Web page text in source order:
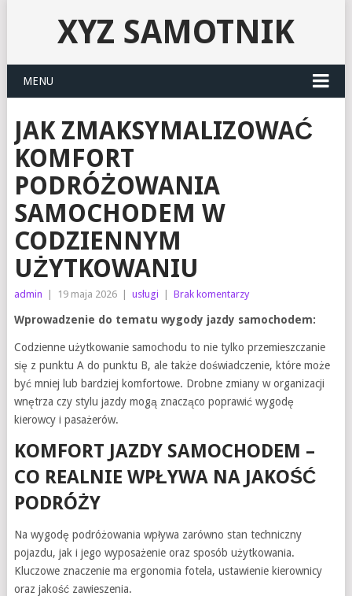
XYZ SAMOTNIK
MENU
JAK ZMAKSYMALIZOWAĆ
KOMFORT
PODRÓŻOWANIA
SAMOCHODEM W
CODZIENNYM
UŻYTKOWANIU
admin 19 maja 2026 usługi Brak komentarzy
Wprowadzenie do tematu wygody jazdy samochodem:
Codzienne użytkowanie samochodu to nie tylko przemieszczanie
się z punktu A do punktu B, ale także doświadczenie, które może
być mniej lub bardziej komfortowe. Drobne zmiany w organizacji
wnętrza czy stylu jazdy mogą znacząco poprawić wygodę
kierowcy i pasażerów.
KOMFORT JAZDY SAMOCHODEM –
CO REALNIE WPŁYWA NA JAKOŚĆ
PODRÓŻY
Na wygodę podróżowania wpływa zarówno stan techniczny
pojazdu, jak i jego wyposażenie oraz sposób użytkowania.
Kluczowe znaczenie ma ergonomia fotela, ustawienie kierownicy
oraz jakość zawieszenia.